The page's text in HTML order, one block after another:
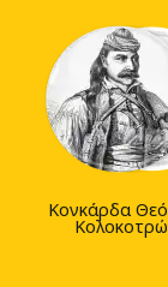
Κονκάρδα